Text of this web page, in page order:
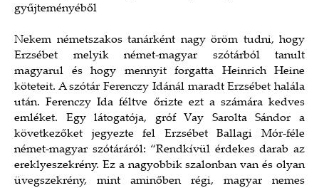
gyűjteményéből
Nekem németszakos tanárként nagy öröm tudni, hogy
Erzsébet melyik német-magyar szótárból tanult
magyarul és hogy mennyit forgatta Heinrich Heine
köteteit. A szótár Ferenczy Idánál maradt Erzsébet halála
után. Ferenczy Ida féltve őrizte ezt a számára kedves
emléket. Egy látogatója, gróf Vay Sarolta Sándor a
következőket jegyezte fel Erzsébet Ballagi Mór-féle
német-magyar szótáráról: “Rendkívül érdekes darab az
ereklyeszekrény. Ez a nagyobbik szalonban van és olyan
üvegszekrény, mint aminőben régi, magyar nemes